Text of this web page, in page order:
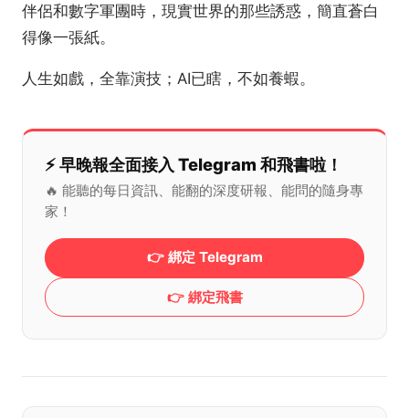
伴侶和數字軍團時，現實世界的那些誘惑，簡直蒼白
得像一張紙。
人生如戲，全靠演技；AI已瞎，不如養蝦。
⚡️ 早晚報全面接入 Telegram 和飛書啦！
🔥 能聽的每日資訊、能翻的深度研報、能問的隨身專
家！
👉 綁定 Telegram
👉 綁定飛書